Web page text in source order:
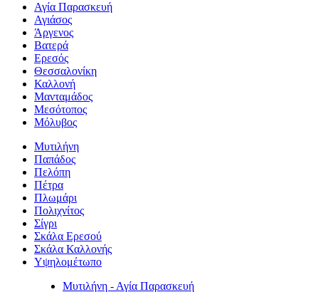
Αγία Παρασκευή
Αγιάσος
Άργενος
Βατερά
Ερεσός
Θεσσαλονίκη
Καλλονή
Μανταμάδος
Μεσότοπος
Μόλυβος
Μυτιλήνη
Παπάδος
Πελόπη
Πέτρα
Πλωμάρι
Πολιχνίτος
Σίγρι
Σκάλα Ερεσού
Σκάλα Καλλονής
Υψηλομέτωπο
Μυτιλήνη - Αγία Παρασκευή